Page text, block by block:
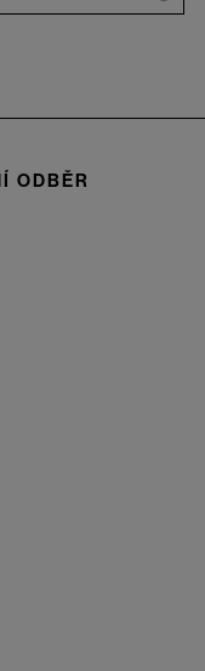
ODBĚR